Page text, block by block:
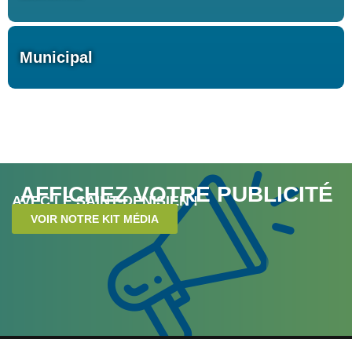
Municipal
AFFICHEZ VOTRE PUBLICITÉ
AVEC LE SAINT-DENISIEN !
VOIR NOTRE KIT MÉDIA